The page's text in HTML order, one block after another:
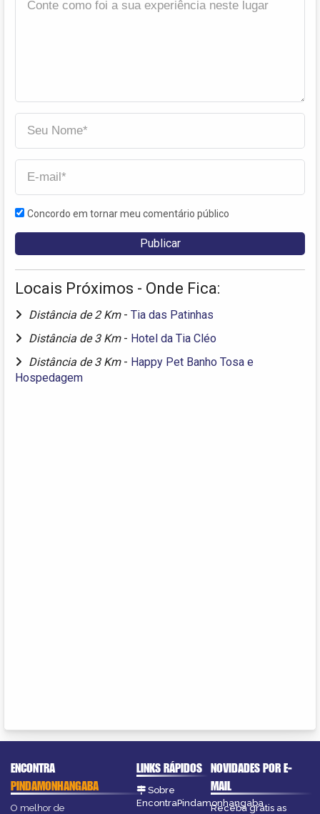
Concordo em tornar meu comentário público
Locais Próximos - Onde Fica:
Distância de 2 Km - Tia das Patinhas
Distância de 3 Km - Hotel da Tia Cléo
Distância de 3 Km - Happy Pet Banho Tosa e
Hospedagem
ENCONTRA
PINDAMONHANGABA
O melhor de
LINKS RÁPIDOS
Sobre
EncontraPindamonhangaba
NOVIDADES POR E-
MAIL
Receba grátis as